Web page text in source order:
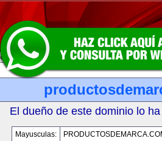
El dueño de este dominio lo
Mayusculas: